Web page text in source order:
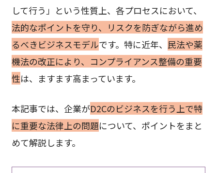
して行う」という性質上、各プロセスにおいて、
法的なポイントを守り、リスクを防ぎながら進め
るべきビジネスモデルです。特に近年、 民法や薬
機法の改正により、コンプライアンス整備の重要
性は、ますます高まっています。
本記事では、企業がD2Cのビジネスを行う上で特
に重要な法律上の問題について、ポイントをまと
めて解説します。